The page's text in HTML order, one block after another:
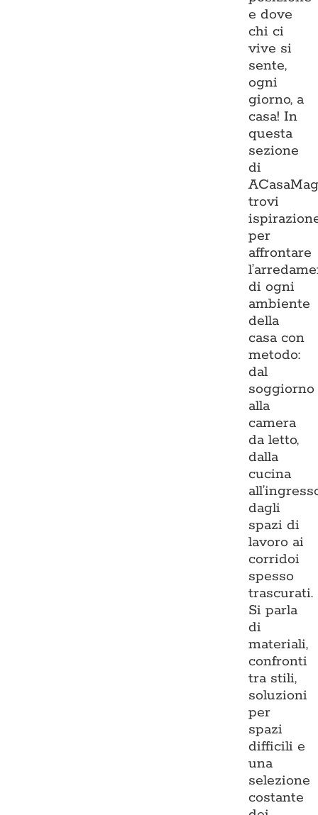
e dove
chi ci
vive si
sente,
ogni
giorno, a
casa! In
questa
sezione
di
trovi
per
affrontare
di ogni
ambiente
della
casa con
metodo:
dal
soggiorno
alla
camera
da letto,
dalla
cucina
dagli
spazi di
lavoro ai
corridoi
spesso
trascurati.
Si parla
di
materiali,
confronti
tra stili,
soluzioni
per
spazi
difficili e
una
selezione
costante